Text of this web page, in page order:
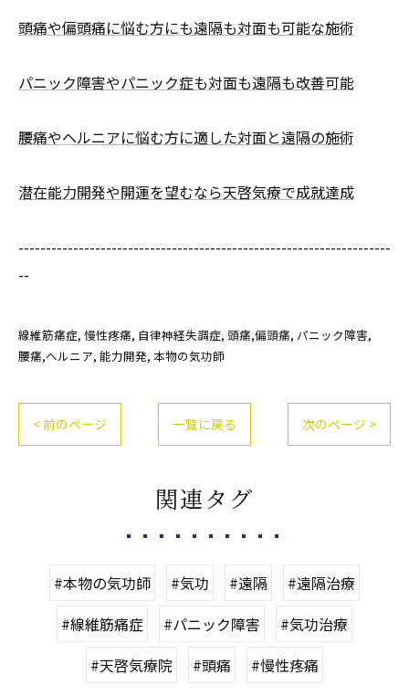
頭痛や偏頭痛に悩む方にも遠隔も対面も可能な施術
パニック障害やパニック症も対面も遠隔も改善可能
腰痛やヘルニアに悩む方に適した対面と遠隔の施術
潜在能力開発や開運を望むなら天啓気療で成就達成
--------------------------------------------------------------------
--
線維筋痛症 慢性疼痛 自律神経失調症 頭痛,偏頭痛 パニック障害
腰痛,ヘルニア 能力開発 本物の気功師
< 前のページ 一覧に戻る 次のページ >
関連タグ
#本物の気功師 #気功 #遠隔
#遠隔治療
#線維筋痛症
#パニック障害
#気功治療
#天啓気療院
#頭痛 #慢性疼痛